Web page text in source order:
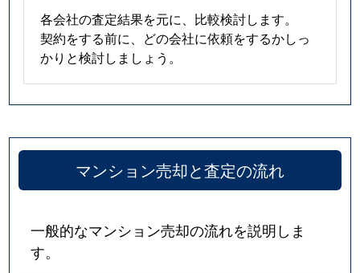
各会社の査定結果を元に、比較検討します。
契約をする前に、どの会社に依頼をするかしっ
かりと検討しましょう。
マンション売却と査定の流れ
一般的なマンション売却の流れを説明しま
す。